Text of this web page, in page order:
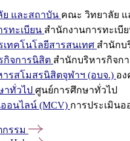
และสถาบัน คณะ วิทยาลัย แ
ทะเบียน สำนักงานการทะเบี
ทคโนโลยีสารสนเทศ สำนักบ
กิจการนิสิต สำนักบริหารกิจก
ารสโมสรนิสิตจุฬาฯ (อบจ.) อง
าทั่วไป ศูนย์การศึกษาทั่วไป
อนไลน์ (MCV) การประเมินอ
รรม